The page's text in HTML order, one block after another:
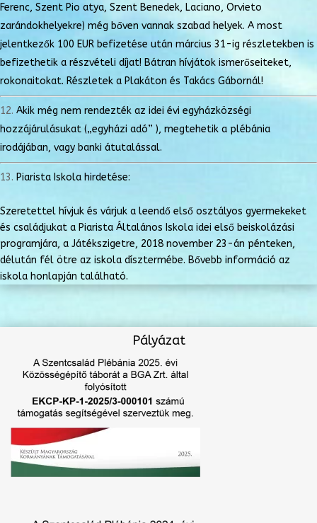
Ferenc, Szent Pio atya, Szent Benedek, Laciano, Orvieto
zarándokhelyekre) még bőven vannak szabad helyek. A most
jelentkezők 100 EUR befizetése után március 31-ig részletekben is
befizethetik a részvételi díjat! Bátran hívjátok ismerőseiteket,
rokonaitokat. Részletek a Plakáton és Takács Gábornál!
Akik még nem rendezték az idei évi egyházközségi
hozzájárulásukat („egyházi adó” ), megtehetik a plébánia
irodájában, vagy banki átutalással.
Piarista Iskola hirdetése:
Szeretettel hívjuk és várjuk a leendő első osztályos gyermekeket
és családjukat a Piarista Általános Iskola idei első beiskolázási
programjára, a Játékszigetre, 2018 november 23-án pénteken,
délután fél ötre az iskola dísztermébe. Bővebb információ az
iskola honlapján található.
Pályázat